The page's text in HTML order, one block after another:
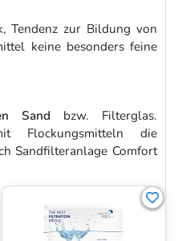
Tendenz zur Bildung von
keine besonders feine
Sand bzw. Filterglas.
Flockungsmitteln die
Sandfilteranlage Comfort